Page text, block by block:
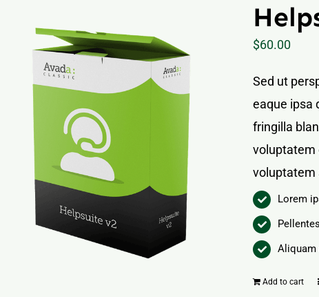
$60.00
Sed ut
eaque ipsa
fringilla
voluptatem
voluptatem
Lorem
Aliquam
Add to cart